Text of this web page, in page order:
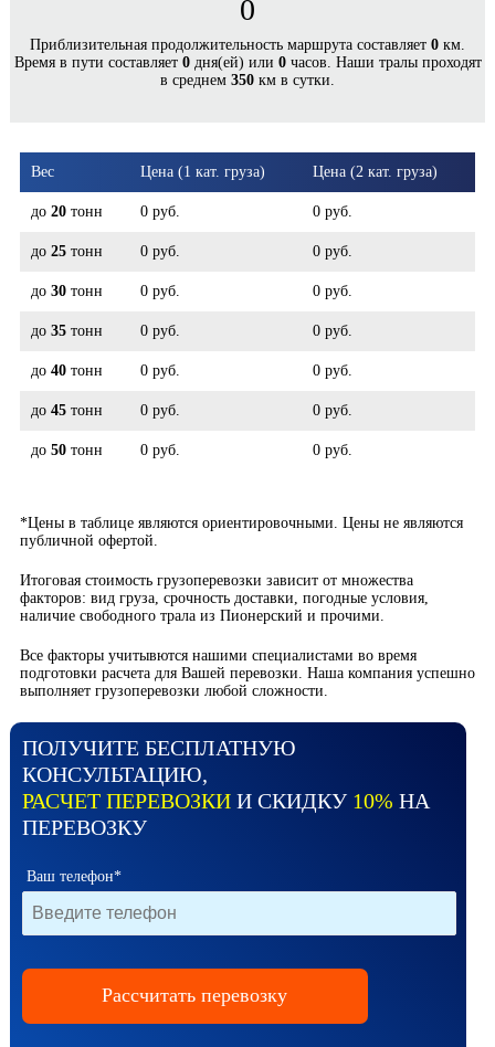
0
Приблизительная продолжительность маршрута составляет 0 км.
Время в пути составляет 0дня(ей) или 0часов. Наши тралы проходят
в среднем 350 км в сутки.
ЦЕНЫ НА ПЕРЕВОЗКУ НЕГАБАРИТНЫХ
ГРУЗОВ ПО МАРШРУТУ ПИОНЕРСКИЙ -
Вес Цена (1 кат. груза) Цена (2 кат. груза)
до 20тонн 0 руб. 0 руб.
до 25тонн 0 руб. 0 руб.
до 30тонн 0 руб. 0 руб.
до 35тонн 0 руб. 0 руб.
до 40тонн 0 руб. 0 руб.
до 45тонн 0 руб. 0 руб.
до 50тонн 0 руб. 0 руб.
*Цены в таблице являются ориентировочными. Цены не являются
публичной офертой.
Итоговая стоимость грузоперевозки зависит от множества
факторов: вид груза, срочность доставки, погодные условия,
наличие свободного трала из Пионерский и прочими.
Все факторы учитывются нашими специалистами во время
подготовки расчета для Вашей перевозки. Наша компания успешно
выполняет грузоперевозки любой сложности.
ПОЛУЧИТЕ БЕСПЛАТНУЮ
КОНСУЛЬТАЦИЮ,
РАСЧЕТ ПЕРЕВОЗКИИ СКИДКУ 10% НА
ПЕРЕВОЗКУ
Ваш телефон*